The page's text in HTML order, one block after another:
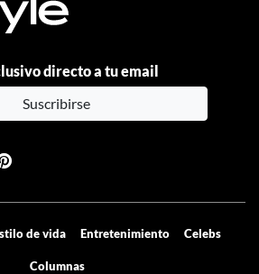
directo a tu email
Suscribirse
de vida Entretenimiento Celebs
Columnas